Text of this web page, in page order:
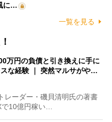
に…
一覧を見る
万円の負債と引き換えに手に
な経験 ｜ 突然マルサがや…
ーダー・磯貝清明氏の著書
10億円稼い…